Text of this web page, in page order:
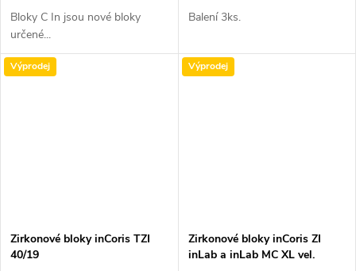
Bloky C In jsou nové bloky
určené...
Balení 3ks.
Výprodej
Zirkonové bloky inCoris TZI
40/19
Výprodej
Zirkonové bloky inCoris ZI
inLab a inLab MC XL vel.